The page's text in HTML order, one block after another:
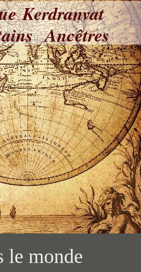
Kerdranvat
Ancêtres
le monde